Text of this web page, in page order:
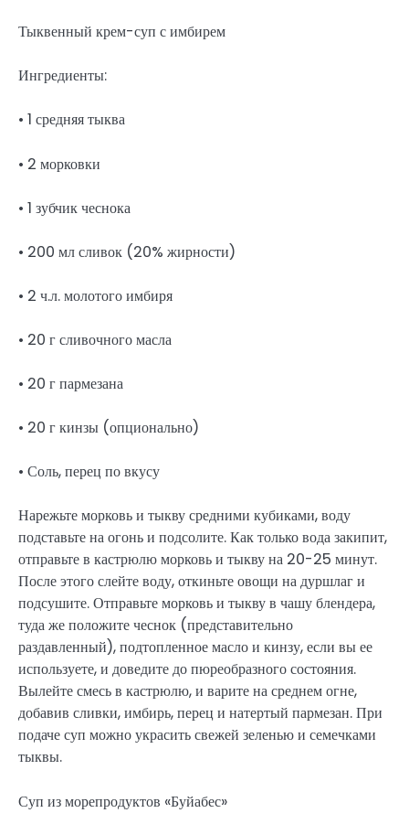
Тыквенный крем-суп с имбирем
Ингредиенты:
• 1 средняя тыква
• 2 морковки
• 1 зубчик чеснока
• 200 мл сливок (20% жирности)
• 2 ч.л. молотого имбиря
• 20 г сливочного масла
• 20 г пармезана
• 20 г кинзы (опционально)
• Соль, перец по вкусу
Нарежьте морковь и тыкву средними кубиками, воду
подставьте на огонь и подсолите. Как только вода закипит,
отправьте в кастрюлю морковь и тыкву на 20-25 минут.
После этого слейте воду, откиньте овощи на дуршлаг и
подсушите. Отправьте морковь и тыкву в чашу блендера,
туда же положите чеснок (представительно
раздавленный), подтопленное масло и кинзу, если вы ее
используете, и доведите до пюреобразного состояния.
Вылейте смесь в кастрюлю, и варите на среднем огне,
добавив сливки, имбирь, перец и натертый пармезан. При
подаче суп можно украсить свежей зеленью и семечками
тыквы.
Суп из морепродуктов «Буйабес»